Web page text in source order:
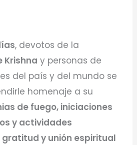
, devotos de la
Krishna y personas de
del país y del mundo se
homenaje a su
de fuego, iniciaciones
y actividades
y unión espiritual